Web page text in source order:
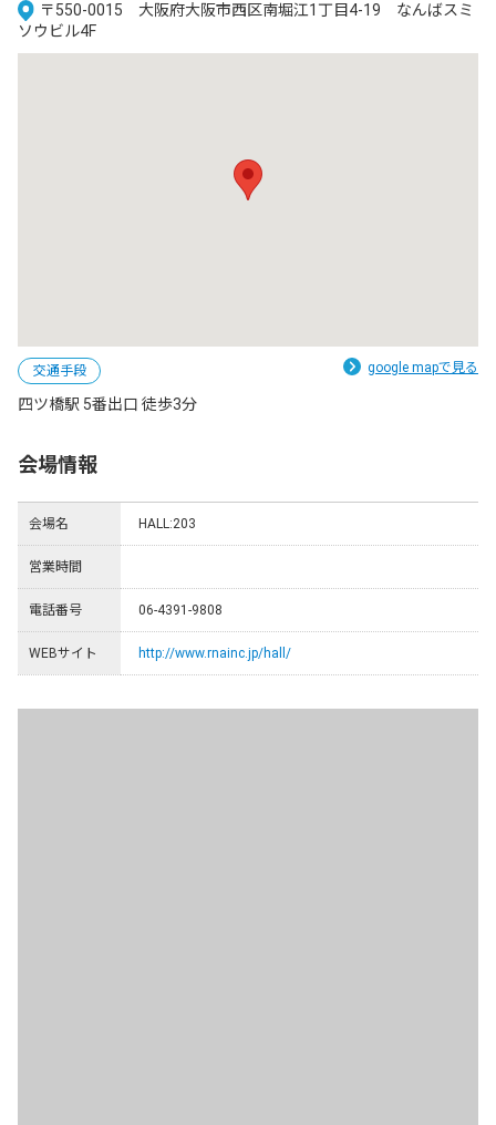
〒550-0015 大阪府大阪市西区南堀江1丁目4-19 なんばスミ
ソウビル4F
google mapで見る
交通手段
四ツ橋駅 5番出口 徒歩3分
会場情報
会場名 HALL:203
営業時間
電話番号 06-4391-9808
WEBサイト http://www.rnainc.jp/hall/